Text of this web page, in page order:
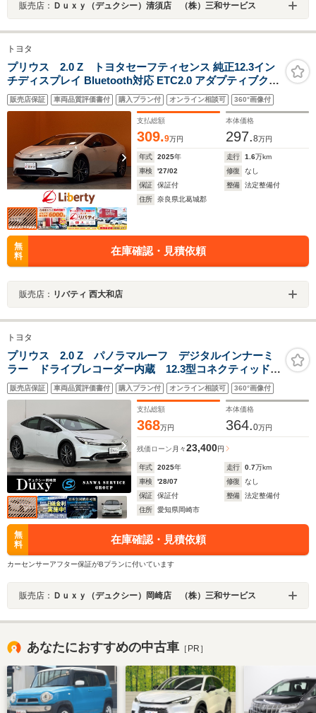
販売店： Ｄｕｘｙ（デュクシー）清須店 （株）三和サービス
トヨタ
プリウス 2.0 Z トヨタセーフティセンス 純正12.3イン
チディスプレイ Bluetooth対応 ETC2.0 アダプティブクル
ーズコントロール 電子パーキング パワーバックドア ステ
アリングヒーター LEDヘッドライト 純正アルミホイール
販売店保証 車両品質評価書付 購入プラン付 オンライン相談可 360°画像付
支払総額
309.9万円
本体価格
297.8万円
年式 2025年 走行 1.6万km
車検
'27/02 修復
なし
保証
保証付 整備
法定整備付
住所
奈良県北葛城郡
無
料
在庫確認・見積依頼
販売店： リバティ 西大和店
トヨタ
プリウス 2.0 Z パノラマルーフ デジタルインナーミ
ラー ドライブレコーダー内蔵 12.3型コネクティッドナ
ビゲーション パノラミックビューモニター ブライン
ドスポットモニター ステアリングヒーター 19インチ
販売店保証 車両品質評価書付 購入プラン付 オンライン相談可 360°画像付
支払総額
368万円
本体価格
364.0万円
残価ローン 月々23,400円
年式 2025年 走行 0.7万km
車検
'28/07 修復
なし
保証
保証付 整備
法定整備付
住所
愛知県岡崎市
無
料
在庫確認・見積依頼
カーセンサーアフター保証がBプランに付いています
販売店： Ｄｕｘｙ（デュクシー）岡崎店 （株）三和サービス
あなたにおすすめの中古車 ［PR］